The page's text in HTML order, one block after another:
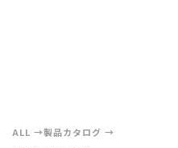
ALL
製品カタログ